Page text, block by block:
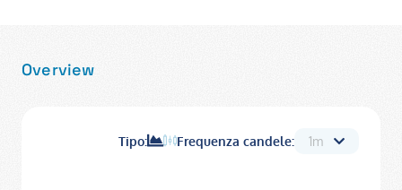
Overview
Tipo: Frequenza candele: